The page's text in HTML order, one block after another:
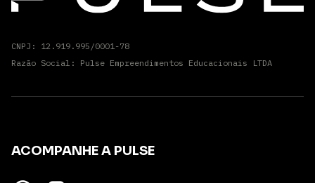
CNPJ: 12.919.995/0001-78
Razão Social: Pulse Empreendimentos Educacionais LTDA
ACOMPANHE A PULSE